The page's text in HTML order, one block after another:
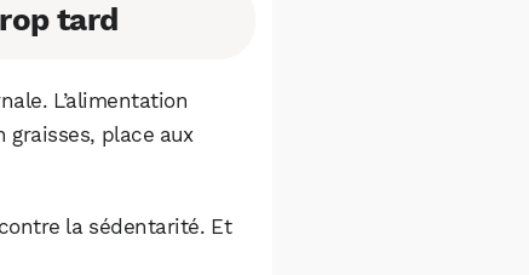
tard
L’alimentation
place aux
la sédentarité. Et